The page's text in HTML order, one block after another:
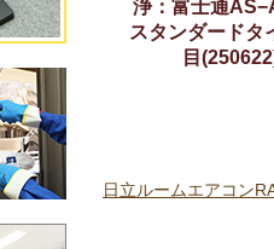
浄：富士通
スタンダードタ
目
日立ルームエアコン